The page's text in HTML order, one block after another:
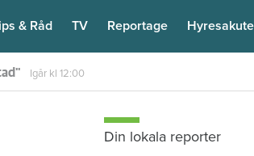
& Råd TV Reportage
Igår kl 12:00
Din lokala reporter